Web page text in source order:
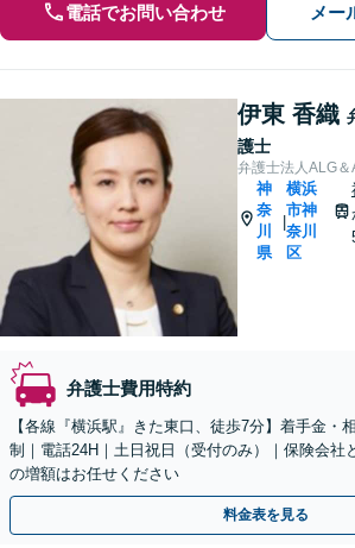
電話でお問い合わせ メー
伊東 香織
護士
弁護士法人ALG
神
奈
川
県
|
横浜
市神
奈川
区
弁護士費用特約
【各線『横浜駅』きた東口、徒歩7分】着手金・
制｜電話24H｜土日祝日（受付のみ）｜保険会社
の増額はお任せください
料金表を見る